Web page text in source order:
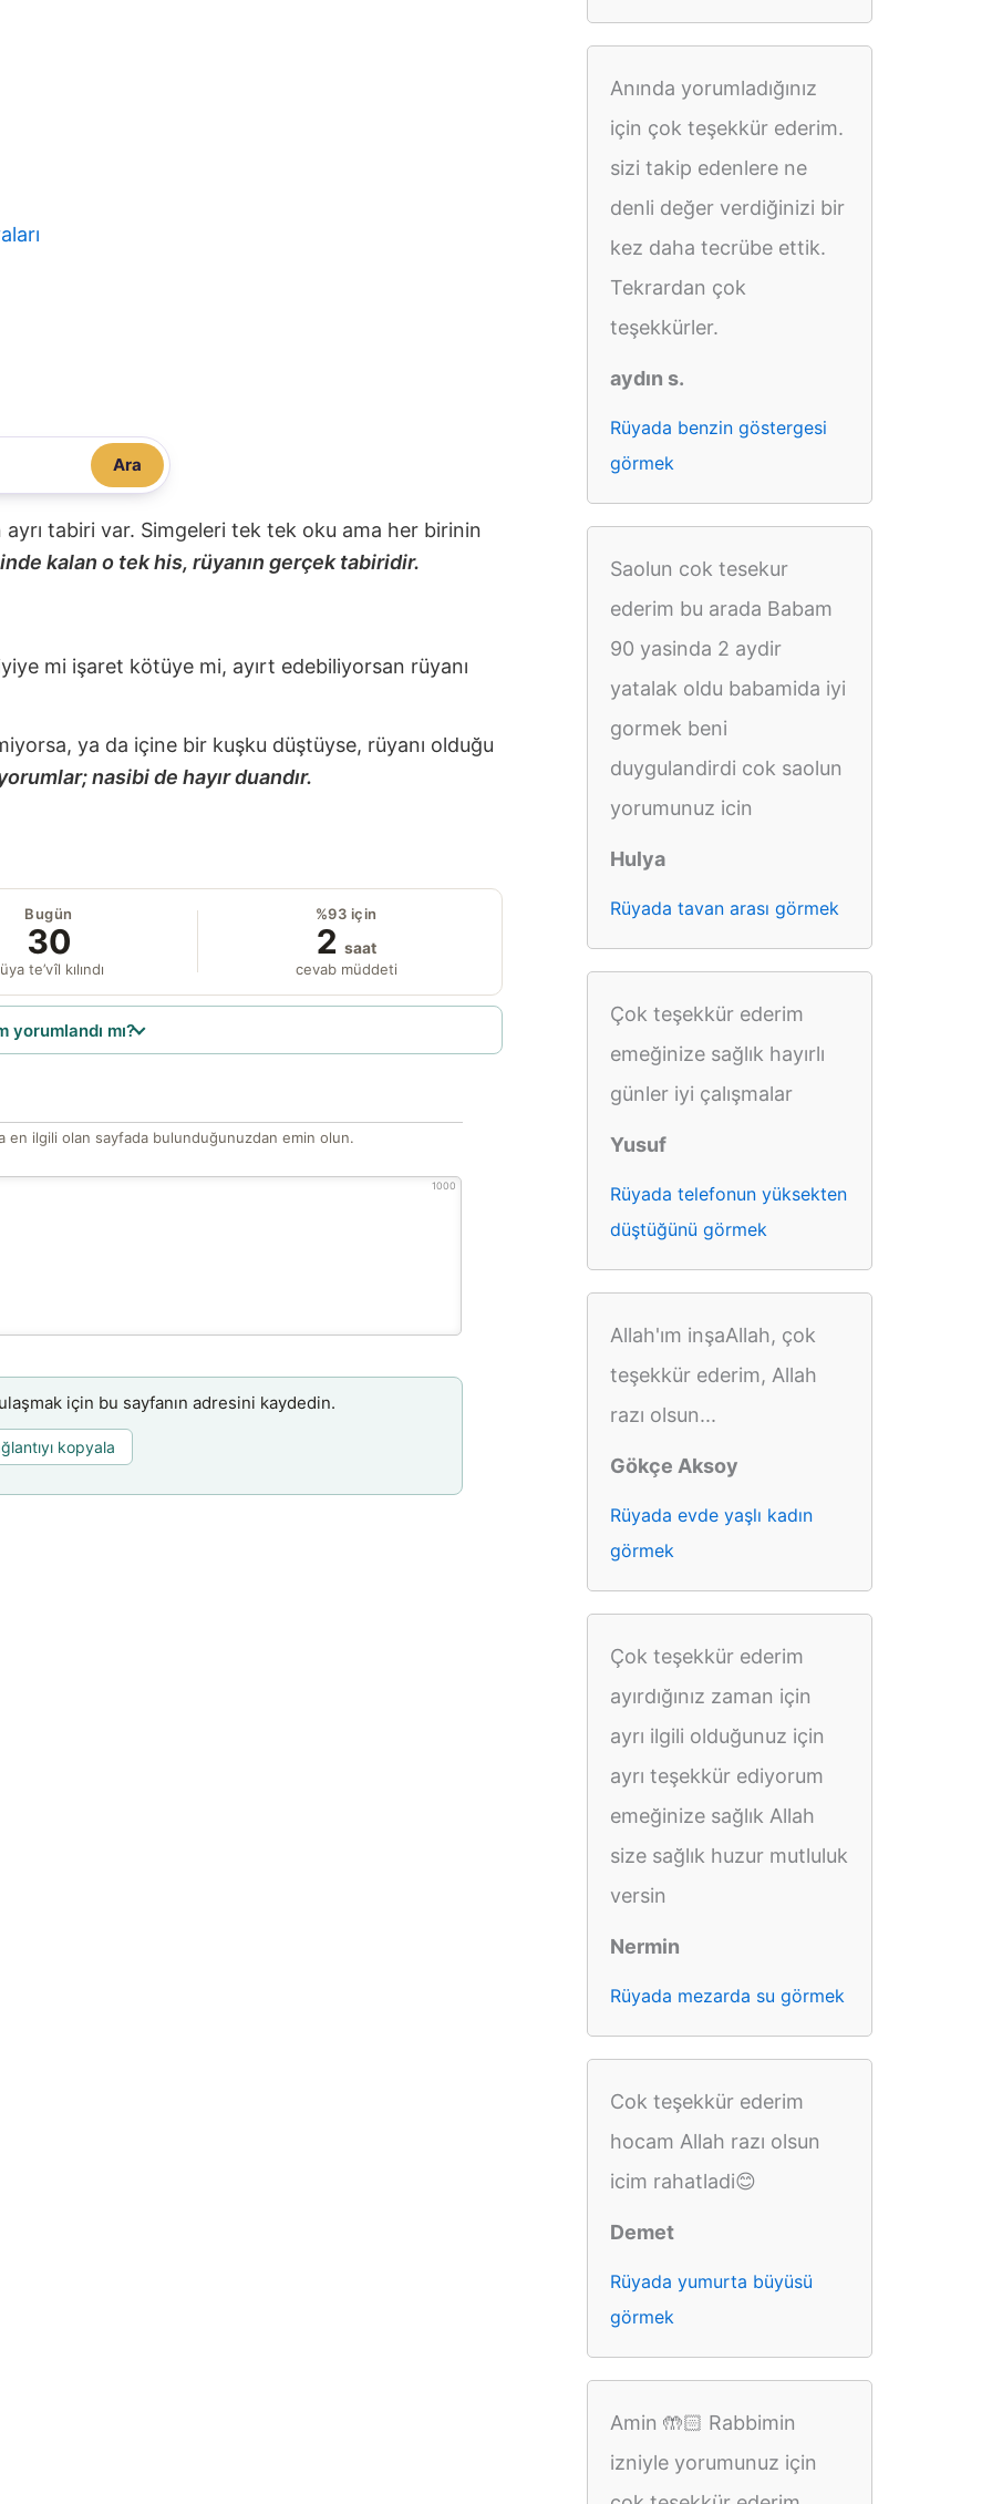
Ara
tabiri var. Simgeleri tek tek oku ama her birinin
kalan o tek his, rüyanın gerçek tabiridir.
mi işaret kötüye mi, ayırt edebiliyorsan rüyanı
ya da içine bir kuşku düştüyse, rüyanı olduğu
nasibi de hayır duandır.
Bugün
30
te’vîl kılındı
%93 için
2 saat
cevab müddeti
yorumlandı mı?
en ilgili olan sayfada bulunduğunuzdan emin olun.
1000
için bu sayfanın adresini kaydedin.
kopyala
Anında yorumladığınız
için çok teşekkür ederim.
sizi takip edenlere ne
denli değer verdiğinizi bir
kez daha tecrübe ettik.
Tekrardan çok
teşekkürler.
aydın s.
Rüyada benzin göstergesi
görmek
Saolun cok tesekur
ederim bu arada Babam
90 yasinda 2 aydir
yatalak oldu babamida iyi
gormek beni
duygulandirdi cok saolun
yorumunuz icin
Hulya
Rüyada tavan arası görmek
Çok teşekkür ederim
emeğinize sağlık hayırlı
günler iyi çalışmalar
Yusuf
Rüyada telefonun yüksekten
düştüğünü görmek
Allah'ım inşaAllah, çok
teşekkür ederim, Allah
razı olsun...
Gökçe Aksoy
Rüyada evde yaşlı kadın
görmek
Çok teşekkür ederim
ayırdığınız zaman için
ayrı ilgili olduğunuz için
ayrı teşekkür ediyorum
emeğinize sağlık Allah
size sağlık huzur mutluluk
versin
Nermin
Rüyada mezarda su görmek
Cok teşekkür ederim
hocam Allah razı olsun
icim rahatladi😊
Demet
Rüyada yumurta büyüsü
görmek
Amin 🤲🏻 Rabbimin
izniyle yorumunuz için